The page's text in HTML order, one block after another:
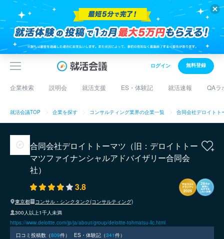
ログイン 無料登録
企業検索 説明会 就活支援 ES・体験記 就活速報 QAラ
就活会議TOP 企業を探す コンサルティング業界の企業一覧 合同会社デロイトト
合同会社デロイトトーマツ（旧：デロイトトー
マツファイナンシャルアドバイザリー合同会
社）
3.8
東京都
コンサル・シンクタンク(コンサルティング)
300人以上1千人未満
https://www.deloitte.com/jp/ja/about/group/deloitte-tohmatsu-llc.html
口コミ投稿数（809件） ES・体験記（341件）